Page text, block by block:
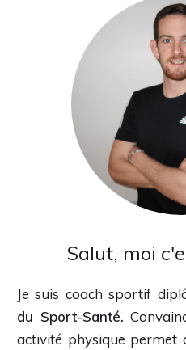
Salut, moi
Je suis coach sportif
du Sport-Santé.
activité physique permet